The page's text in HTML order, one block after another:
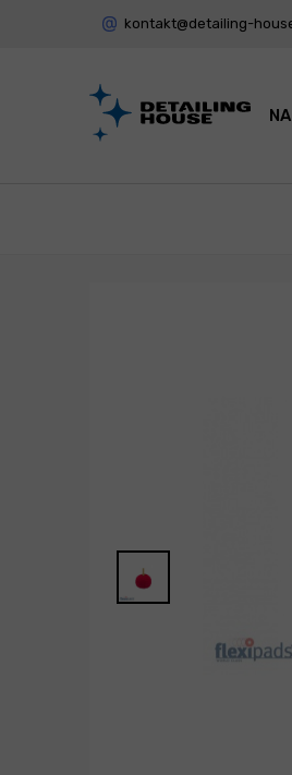
kontakt@detailing-